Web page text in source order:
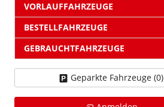
VORLAUFFAHRZEUGE
BESTELLFAHRZEUGE
GEBRAUCHTFAHRZEUGE
Geparkte Fahrzeuge (0)